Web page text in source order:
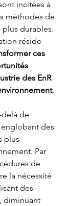
incitées à
méthodes de
durables.
réside
ces
des EnR
.
de
des
plus
Par
de
la nécessité
des
diminuant